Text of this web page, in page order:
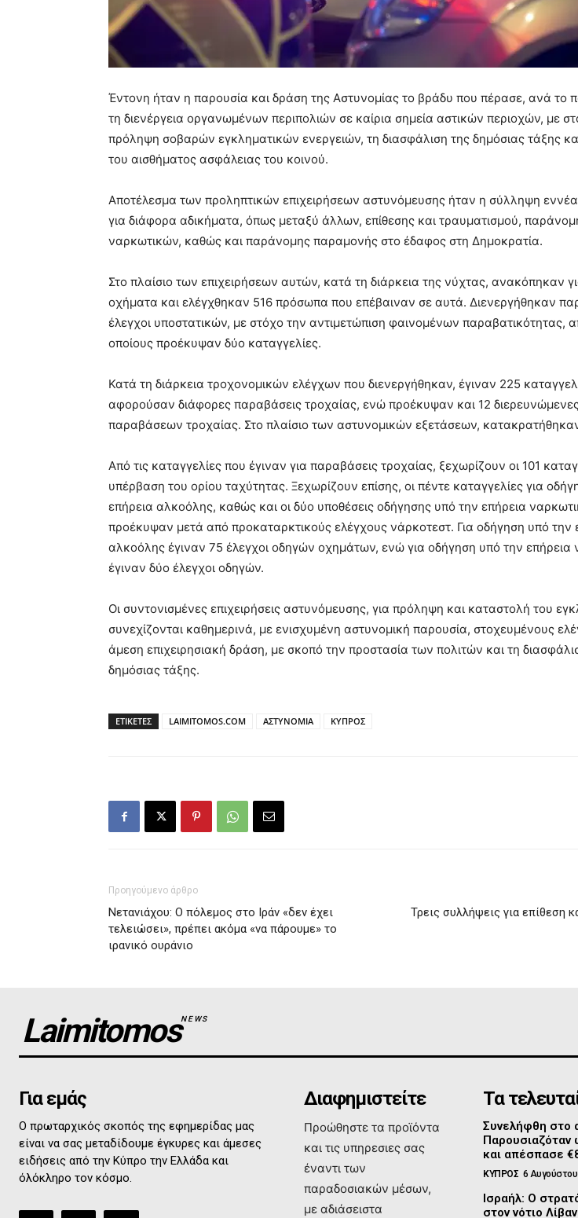
Έντονη ήταν η παρουσία και δράση της Αστυνομίας το βράδυ που πέρασε, ανά το
τη διενέργεια οργανωμένων περιπολιών σε καίρια σημεία αστικών περιοχών, με
πρόληψη σοβαρών εγκληματικών ενεργειών, τη διασφάλιση της δημόσιας τάξης
του αισθήματος ασφάλειας του κοινού.
Αποτέλεσμα των προληπτικών επιχειρήσεων αστυνόμευσης ήταν η σύλληψη
για διάφορα αδικήματα, όπως μεταξύ άλλων, επίθεσης και τραυματισμού,
ναρκωτικών, καθώς και παράνομης παραμονής στο έδαφος στη Δημοκρατία.
Στο πλαίσιο των επιχειρήσεων αυτών, κατά τη διάρκεια της νύχτας, ανακόπηκαν
οχήματα και ελέγχθηκαν 516 πρόσωπα που επέβαιναν σε αυτά. Διενεργήθηκαν
έλεγχοι υποστατικών, με στόχο την αντιμετώπιση φαινομένων παραβατικότητας,
οποίους προέκυψαν δύο καταγγελίες.
Κατά τη διάρκεια τροχονομικών ελέγχων που διενεργήθηκαν, έγιναν 225
αφορούσαν διάφορες παραβάσεις τροχαίας, ενώ προέκυψαν και 12
παραβάσεων τροχαίας. Στο πλαίσιο των αστυνομικών εξετάσεων,
Από τις καταγγελίες που έγιναν για παραβάσεις τροχαίας, ξεχωρίζουν οι 101
υπέρβαση του ορίου ταχύτητας. Ξεχωρίζουν επίσης, οι πέντε καταγγελίες για
επήρεια αλκοόλης, καθώς και οι δύο υποθέσεις οδήγησης υπό την επήρεια
προέκυψαν μετά από προκαταρκτικούς ελέγχους νάρκοτεστ. Για οδήγηση υπό την
αλκοόλης έγιναν 75 έλεγχοι οδηγών οχημάτων, ενώ για οδήγηση υπό την επήρεια
έγιναν δύο έλεγχοι οδηγών.
Οι συντονισμένες επιχειρήσεις αστυνόμευσης, για πρόληψη και καταστολή του
συνεχίζονται καθημερινά, με ενισχυμένη αστυνομική παρουσία, στοχευμένους
άμεση επιχειρησιακή δράση, με σκοπό την προστασία των πολιτών και τη
δημόσιας τάξης.
ΕΤΙΚΕΤΕΣ LAIMITOMOS.COM ΑΣΤΥΝΟΜΙΑ ΚΥΠΡΟΣ
Προηγούμενο άρθρο
Νετανιάχου: Ο πόλεμος στο Ιράν «δεν έχει
τελειώσει», πρέπει ακόμα «να πάρουμε» το
ιρανικό ουράνιο
Τρεις συλλήψεις για επίθεση
LaimitomosNEWS
Για εμάς
Ο πρωταρχικός σκοπός της εφημερίδας μας
είναι να σας μεταδίδουμε έγκυρες και άμεσες
ειδήσεις από την Κύπρο την Ελλάδα και
όλόκληρο τον κόσμο.
Διαφημιστείτε
Προώθηστε τα προϊόντα
και τις υπηρεσιες σας
έναντι των
παραδοσιακών μέσων,
με αδιάσειστα
Τα
Συνελήφθη στο
Παρουσιαζόταν
και απέσπασε
ΚΥΠΡΟΣ 6 Αυγούστου
Ισραήλ: Ο
στον νότιο